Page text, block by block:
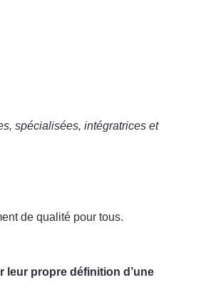
spécialisées, intégratrices et
de qualité pour tous.
leur propre définition d’une